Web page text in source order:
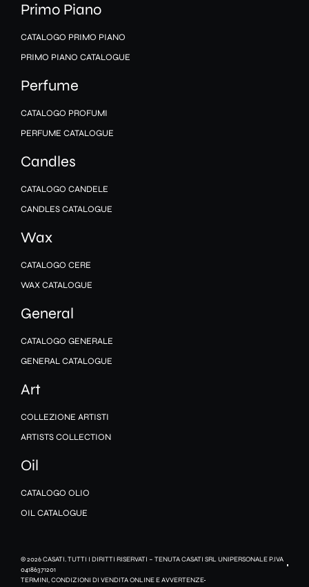
Primo Piano
CATALOGO PRIMO PIANO
PRIMO PIANO CATALOGUE
Perfume
CATALOGO PROFUMI
PERFUME CATALOGUE
Candles
CATALOGO CANDELE
CANDLES CATALOGUE
Wax
CATALOGO CERE
WAX CATALOGUE
General
CATALOGO GENERALE
GENERAL CATALOGUE
Art
COLLEZIONE ARTISTI
ARTISTS COLLECTION
Oil
CATALOGO OLIO
OIL CATALOGUE
© 2026 CASATI. TUTTI I DIRITTI RISERVATI – TENUTA CASATI SRL UNIPERSONALE P.IVA
04186371201
TERMINI, CONDIZIONI DI VENDITA ONLINE E AVVERTENZE